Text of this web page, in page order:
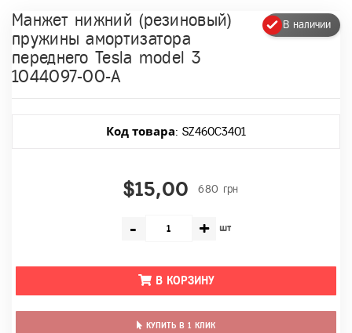
В наличии
Манжет нижний (резиновый)
пружины амортизатора
переднего Tesla model 3
1044097-00-A
Код товара: SZ460C3401
$15,00 680 грн
- + шт
В КОРЗИНУ
КУПИТЬ В 1 КЛИК